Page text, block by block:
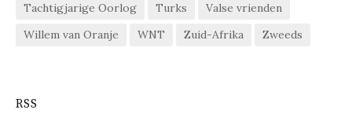
Tachtigjarige Oorlog
Turks
Valse vrienden
Willem van Oranje
WNT Zuid-Afrika Zweeds
RSS